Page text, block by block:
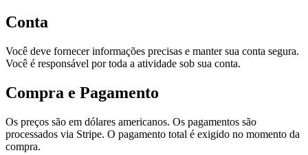
Conta
Você deve fornecer informações precisas e manter sua conta segura.
Você é responsável por toda a atividade sob sua conta.
Compra e Pagamento
Os preços são em dólares americanos. Os pagamentos são
processados via Stripe. O pagamento total é exigido no momento da
compra.